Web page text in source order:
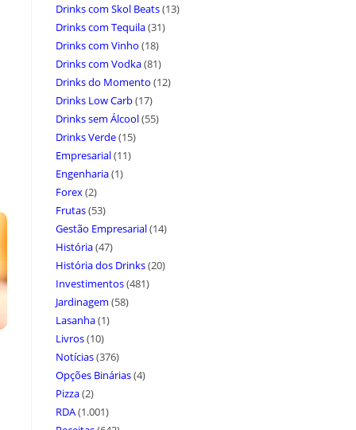
Drinks com Skol Beats(13)
Drinks com Tequila(31)
Drinks com Vinho (18)
Drinks com Vodka(81)
Drinks do Momento (12)
Drinks Low Carb(17)
Drinks sem Álcool(55)
Drinks Verde(15)
Empresarial(11)
Engenharia(1)
Forex(2)
Frutas(53)
Gestão Empresarial(14)
História(47)
História dos Drinks(20)
Investimentos(481)
Jardinagem (58)
Lasanha(1)
Livros(10)
Notícias(376)
Opções Binárias(4)
Pizza(2)
RDA(1.001)